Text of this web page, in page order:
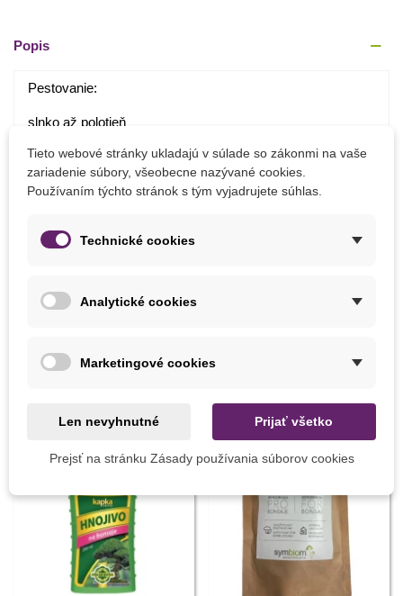
Popis
Pestovanie:
slnko až polotieň
výsev skoro zjari alebo na jeseň
Pestovanie
MOHLI BYSTE EŠTE POTREBOVAŤ
Tieto webové stránky ukladajú v súlade so zákonmi na vaše
zariadenie súbory, všeobecne nazývané cookies.
Používaním týchto stránok s tým vyjadrujete súhlas.
Technické cookies
Analytické cookies
Marketingové cookies
Len nevyhnutné Prijať všetko
Prejsť na stránku Zásady používania súborov cookies